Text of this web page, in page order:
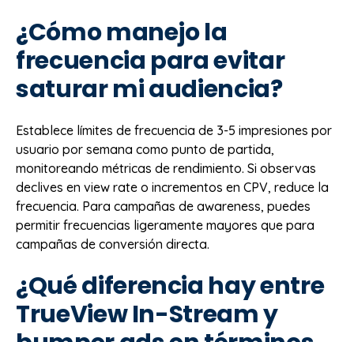
¿Cómo manejo la
frecuencia para evitar
saturar mi audiencia?
Establece límites de frecuencia de 3-5 impresiones por
usuario por semana como punto de partida,
monitoreando métricas de rendimiento. Si observas
declives en view rate o incrementos en CPV, reduce la
frecuencia. Para campañas de awareness, puedes
permitir frecuencias ligeramente mayores que para
campañas de conversión directa.
¿Qué diferencia hay entre
TrueView In-Stream y